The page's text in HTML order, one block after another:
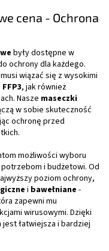
cena - Ochrona
były dostępne w
ochrony dla każdego.
wiązać się z wysokimi
FFP3, jak również
Nasze maseczki
w sobie skuteczność
ochronę przed
możliwości wyboru
i budżetowi. Od
poziom ochrony,
i bawełniane -
zapewni mu
wirusowymi. Dzięki
łatwiejsza i bardziej